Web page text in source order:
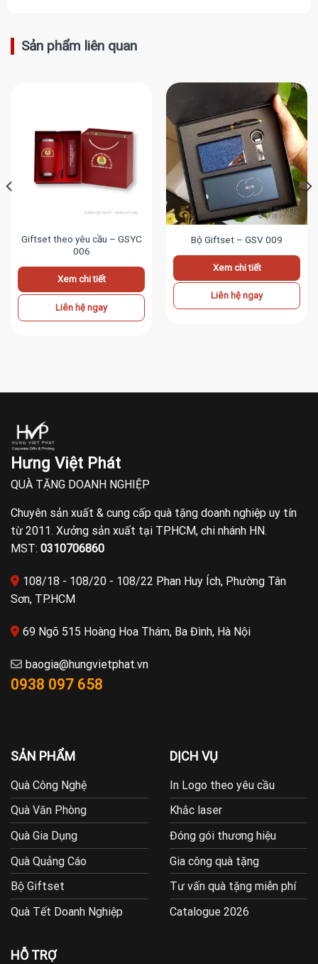
Sản phẩm liên quan
Giftset theo yêu cầu – GSYC
006
Xem chi tiết
Liên hệ ngay
Bộ Giftset – GSV 009
Xem chi tiết
Liên hệ ngay
Hưng Việt Phát
QUÀ TẶNG DOANH NGHIỆP
Chuyên sản xuất & cung cấp quà tặng doanh nghiệp uy tín
từ 2011. Xưởng sản xuất tại TP.HCM, chi nhánh HN.
MST: 0310706860
108/18 - 108/20 - 108/22 Phan Huy Ích, Phường Tân
Sơn, TP.HCM
69 Ngõ 515 Hoàng Hoa Thám, Ba Đình, Hà Nội
baogia@hungvietphat.vn
0938 097 658
SẢN PHẨM
Quà Công Nghệ
Quà Văn Phòng
Quà Gia Dụng
Quà Quảng Cáo
Bộ Giftset
Quà Tết Doanh Nghiệp
DỊCH VỤ
In Logo theo yêu cầu
Khắc laser
Đóng gói thương hiệu
Gia công quà tặng
Tư vấn quà tặng miễn phí
Catalogue 2026
HỖ TRỢ